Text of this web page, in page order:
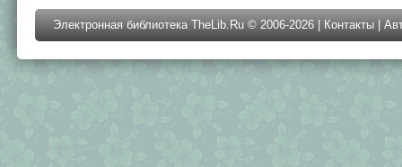
Электронная библиотека TheLib.Ru © 2006-2026 | Контакты |